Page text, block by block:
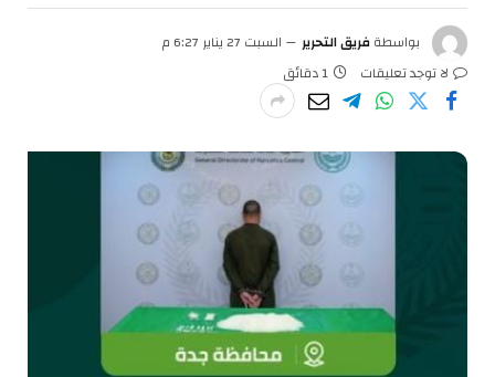
بواسطةفريق التحرير
السبت 27 يناير 6:27 م
لا توجد تعليقات
1 دقائق